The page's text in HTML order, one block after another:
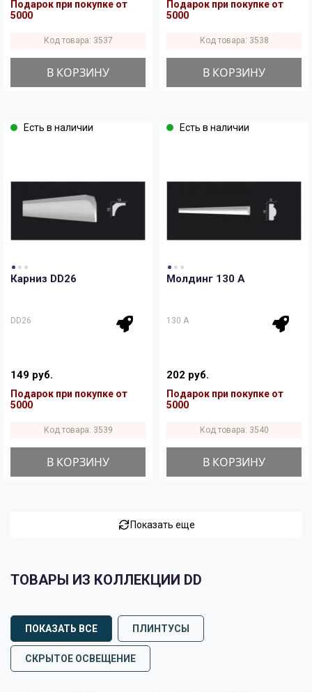
Подарок при покупке от
5000
Код товара: 3537
В КОРЗИНУ
Подарок при покупке от
5000
Код товара: 3538
В КОРЗИНУ
Есть в наличии
Карниз DD26
DD26
149 руб.
Подарок при покупке от
5000
Код товара: 3539
В КОРЗИНУ
Есть в наличии
Молдинг 130 A
130 A
202 руб.
Подарок при покупке от
5000
Код товара: 3540
В КОРЗИНУ
Показать еще
ТОВАРЫ ИЗ КОЛЛЕКЦИИ DD
ПОКАЗАТЬ ВСЕ ПЛИНТУСЫ
СКРЫТОЕ ОСВЕЩЕНИЕ